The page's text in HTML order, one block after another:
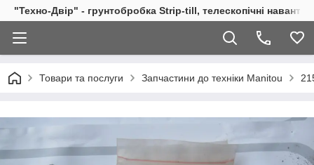
"Техно-Двір" - грунтобробка Strip-till, телескопічні
Товари та послуги Запчастини до техніки Manitou